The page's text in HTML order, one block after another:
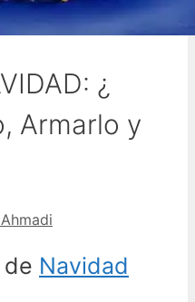
¿
Armarlo y
Navidad